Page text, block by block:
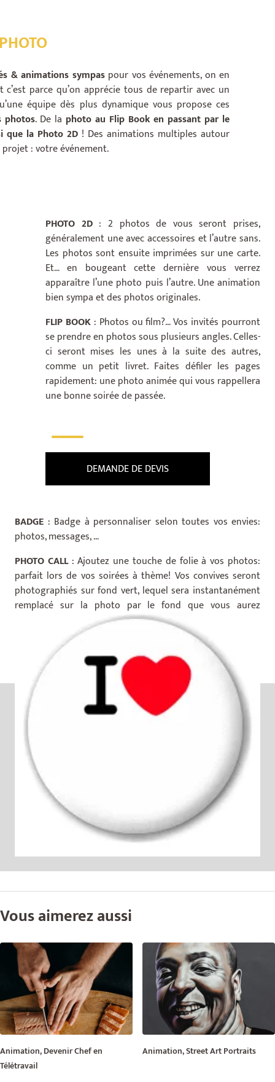
& animations sympaspour vos événements, on en
c’est parce qu’on apprécie tous de repartir avec un
équipe dès plus dynamique vous propose ces
photos. De la photo au Flip Book en passant par le
que la Photo 2D ! Des animations multiples autour
projet : votre événement.
PHOTO 2D: 2 photos de vous seront prises,
généralement une avec accessoires et l’autre sans.
Les photos sont ensuite imprimées sur une carte.
Et… en bougeant cette dernière vous verrez
apparaître l’une photo puis l’autre. Une animation
bien sympa et des photos originales.
FLIP BOOK: Photos ou film?… Vos invités pourront
se prendre en photos sous plusieurs angles. Celles-
ci seront mises les unes à la suite des autres,
comme un petit livret. Faites défiler les pages
rapidement: une photo animée qui vous rappellera
une bonne soirée de passée.
DEMANDE DE DEVIS
BADGE : Badge à personnaliser selon toutes vos envies:
photos, messages, …
PHOTO CALL: Ajoutez une touche de folie à vos photos:
parfait lors de vos soirées à thème! Vos convives seront
photographiés sur fond vert, lequel sera instantanément
remplacé sur la photo par le fond que vous aurez
préalablement programmé! Impression instantanée!
Vous aimerez aussi
Animation, Devenir Chef en
Télétravail
Animation, Street Art Portraits